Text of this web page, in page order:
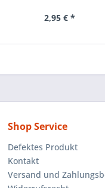
2,95 € *
Shop Service
Defektes Produkt
Kontakt
Versand und